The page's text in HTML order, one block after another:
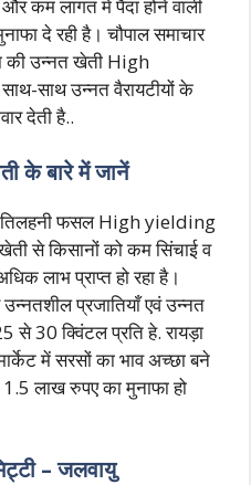
कम लागत में पैदा होने वाली
दे रही है। चौपाल समाचार
की उन्नत खेती High
साथ उन्नत वैरायटीयों के
देती है..
के बारे में जानें
तिलहनी फसल High yielding
से किसानों को कम सिंचाई व
लाभ प्राप्त हो रहा है।
प्रजातियाँ एवं उन्नत
30 क्विंटल प्रति हे. रायड़ा
में सरसों का भाव अच्छा बने
लाख रुपए का मुनाफा हो
– जलवायु